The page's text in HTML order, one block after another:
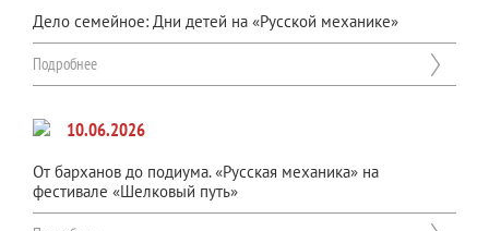
Дело семейное: Дни детей на «Русской механике»
Подробнее
10.06.2026
От барханов до подиума. «Русская механика» на
фестивале «Шелковый путь»